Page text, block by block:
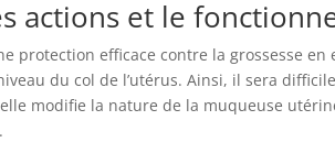
actions et le
protection efficace contre la grossesse en
du col de l’utérus. Ainsi, il sera
modifie la nature de la muqueuse